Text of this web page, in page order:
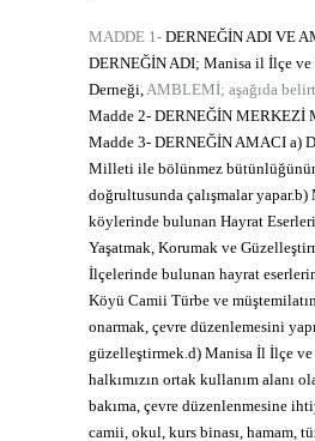
MADDE 1- DERNEĞİN ADI VE
DERNEĞİN ADI; Manisa il İlçe ve
Derneği,AMBLEMİ; aşağıda
Madde 2- DERNEĞİN MERKEZİ
Madde 3- DERNEĞİN AMACI a)
Milleti ile bölünmez
doğrultusunda çalışmalar yapar.b)
köylerinde bulunan Hayrat
Yaşatmak, Korumak ve
İlçelerinde bulunan hayrat
Köyü Camii Türbe ve
onarmak, çevre düzenlemesini
güzelleştirmek.d) Manisa İl İlçe
halkımızın ortak kullanım alanı
bakıma, çevre düzenlenmesine
camii, okul, kurs binası, hamam,